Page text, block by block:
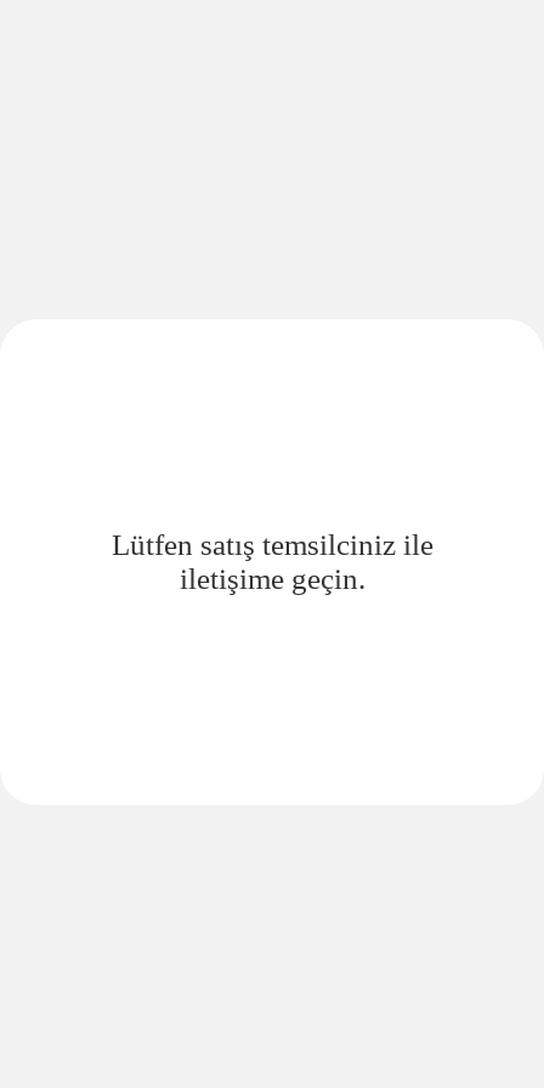
Lütfen satış temsilciniz ile
iletişime geçin.